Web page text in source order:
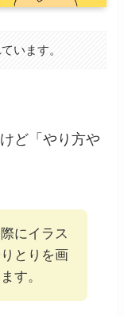
います。
ど「やり方や
にイラス
とりを画
す。